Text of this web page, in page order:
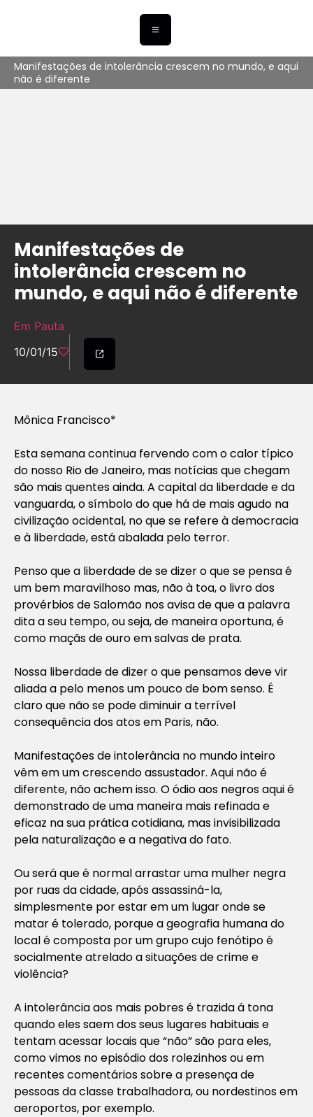
Manifestações de intolerância crescem no mundo, e aqui
não é diferente
Manifestações de
intolerância crescem no
mundo, e aqui não é diferente
Em Pauta
10/01/15
Mônica Francisco*
Esta semana continua fervendo com o calor típico
do nosso Rio de Janeiro, mas notícias que chegam
são mais quentes ainda. A capital da liberdade e da
vanguarda, o símbolo do que há de mais agudo na
civilização ocidental, no que se refere à democracia
e à liberdade, está abalada pelo terror.
Penso que a liberdade de se dizer o que se pensa é
um bem maravilhoso mas, não à toa, o livro dos
provérbios de Salomão nos avisa de que a palavra
dita a seu tempo, ou seja, de maneira oportuna, é
como maçãs de ouro em salvas de prata.
Nossa liberdade de dizer o que pensamos deve vir
aliada a pelo menos um pouco de bom senso. É
claro que não se pode diminuir a terrível
consequência dos atos em Paris, não.
Manifestações de intolerância no mundo inteiro
vêm em um crescendo assustador. Aqui não é
diferente, não achem isso. O ódio aos negros aqui é
demonstrado de uma maneira mais refinada e
eficaz na sua prática cotidiana, mas invisibilizada
pela naturalização e a negativa do fato.
Ou será que é normal arrastar uma mulher negra
por ruas da cidade, após assassiná-la,
simplesmente por estar em um lugar onde se
matar é tolerado, porque a geografia humana do
local é composta por um grupo cujo fenótipo é
socialmente atrelado a situações de crime e
violência?
A intolerância aos mais pobres é trazida á tona
quando eles saem dos seus lugares habituais e
tentam acessar locais que “não” são para eles,
como vimos no episódio dos rolezinhos ou em
recentes comentários sobre a presença de
pessoas da classe trabalhadora, ou nordestinos em
aeroportos, por exemplo.